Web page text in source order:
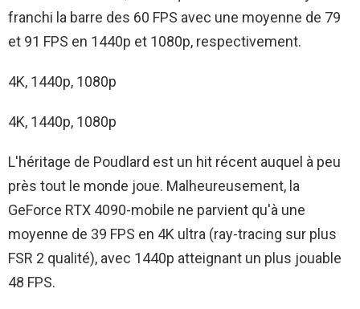
franchi la barre des 60 FPS avec une moyenne de 79
et 91 FPS en 1440p et 1080p, respectivement.
4K, 1440p, 1080p
4K, 1440p, 1080p
L'héritage de Poudlard est un hit récent auquel à peu
près tout le monde joue. Malheureusement, la
GeForce RTX 4090-mobile ne parvient qu'à une
moyenne de 39 FPS en 4K ultra (ray-tracing sur plus
FSR 2 qualité), avec 1440p atteignant un plus jouable
48 FPS.